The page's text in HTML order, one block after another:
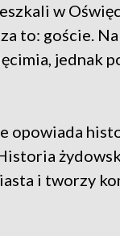
w
to: goście.
jednak
opowiada
i tworzy